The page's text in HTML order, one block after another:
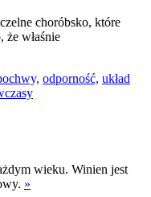
choróbsko, które
że właśnie
odporność, układ
wieku. Winien jest
»